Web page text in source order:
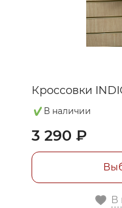
Кроссовки
В наличии
3 290 ₽
В